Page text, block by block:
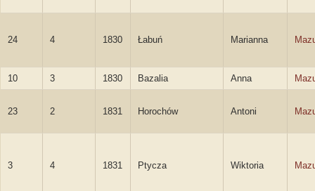
24 4 1830 Łabuń Marianna
10 3 1830 Bazalia Anna
23 2 1831 Horochów Antoni
3 4 1831 Ptycza Wiktoria